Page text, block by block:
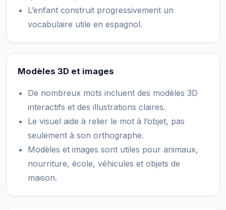
L’enfant construit progressivement un
vocabulaire utile en espagnol.
Modèles 3D et images
De nombreux mots incluent des modèles 3D
interactifs et des illustrations claires.
Le visuel aide à relier le mot à l’objet, pas
seulement à son orthographe.
Modèles et images sont utiles pour animaux,
nourriture, école, véhicules et objets de
maison.